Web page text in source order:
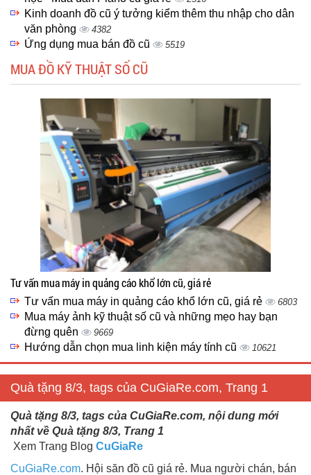
Kinh doanh đồ cũ ý tưởng kiểm thêm thu nhập cho dân
văn phòng
4382
Ứng dụng mua bán đồ cũ 5519
MUA ĐỒ KỸ THUẬT SỐ CŨ
Tư vấn mua máy in quảng cáo khổ lớn cũ, giá rẻ
Tư vấn mua máy in quảng cáo khổ lớn cũ, giá rẻ 6803
Mua máy ảnh kỹ thuật số cũ và những mẹo hay bạn
đừng quên
9669
Hướng dẫn chọn mua linh kiện máy tính cũ 10621
Quà tặng 8/3, tags của CuGiaRe.com, Trang 1
Quà tặng 8/3, tags của CuGiaRe.com, nội dung mới
nhất về Quà tặng 8/3, Trang 1
Xem Trang Blog CuGiaRe
CuGiaRe.com. Hội săn đồ cũ giá rẻ. Mua người chán, bán